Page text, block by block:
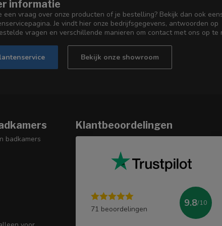
informatie
een vraag over onze producten of je bestelling? Bekijk dan ook
Je vindt hier onze bedrijfsgegevens, antwoorden op
vragen en verschillende manieren om contact met ons op te
Bekijk onze showroom
badkamers
Klantbeoordelingen
71 beoordelingen
9.8/10